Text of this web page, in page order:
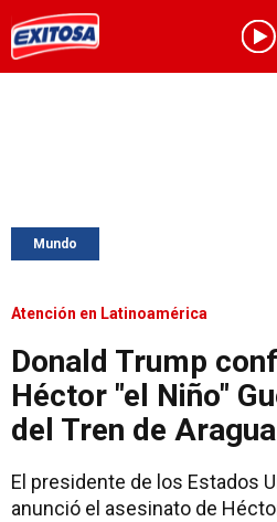
Mundo
Atención en Latinoamérica
Donald Trump
Héctor "el Niño"
del Tren de Aragua
El presidente de los Estados
anunció el asesinato de